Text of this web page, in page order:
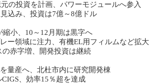
の投資を計画、パワーモジュールへ参入
込み、投資は7億～8億ドル
小、10～12月期は黒字へ
ー領域に注力、有機EL用フィルムなど拡大
の赤字増、開発投資は継続
量産へ、北杜市内に研究開発棟
、効率15％超を達成